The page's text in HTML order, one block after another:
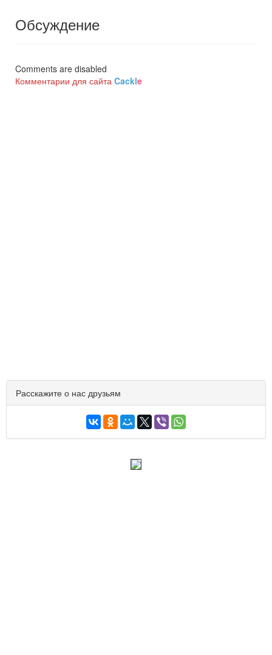
Обсуждение
Comments are disabled
Комментарии для сайта Cackle
Расскажите о нас друзьям